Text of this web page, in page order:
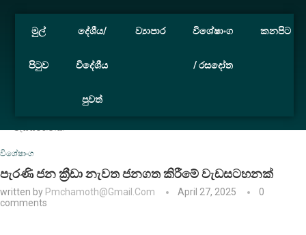
මුල්
පිටුව
දේශීය/
විදේශීය
පුවත්
ව්‍යාපාර විශේෂාංග
/ රසදෝත
කනපිට
වැඩසටහනක්
විශේෂාංග
පැරණි ජන ක්‍රීඩා නැවත ජනගත කිරීමේ වැඩසටහනක්
written by Pmchamoth@gmail.com April 27, 2025
0
comments